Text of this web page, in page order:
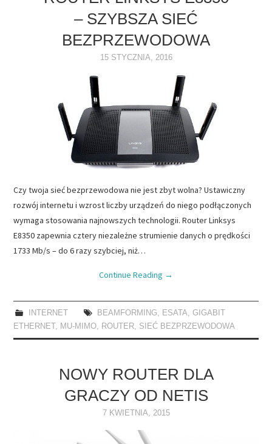
OPROGRAMOWANIE
– SZYBSZA SIEĆ
BEZPRZEWODOWA
15 STYCZNIA, 2016
Czy twoja sieć bezprzewodowa nie jest zbyt wolna? Ustawiczny
rozwój internetu i wzrost liczby urządzeń do niego podłączonych
wymaga stosowania najnowszych technologii. Router Linksys
E8350 zapewnia cztery niezależne strumienie danych o prędkości
1733 Mb/s – do 6 razy szybciej, niż…
Continue Reading →
INTERNET BEAMFORMING, ESATA, GIGABIT
ETHERNET , MU-MIMO, ROUTER, SIEĆ BEZPRZEWODOWA
NOWY ROUTER DLA
GRACZY OD NETIS
7 KWIETNIA, 2015